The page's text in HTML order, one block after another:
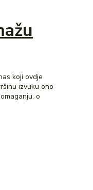
koji ovdje
izvuku ono
o